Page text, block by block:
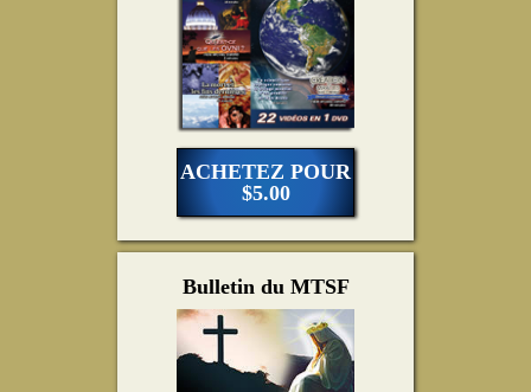
ACHETEZ POUR
$5.00
Bulletin du MTSF